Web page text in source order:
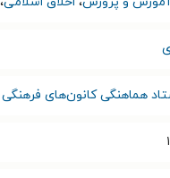
هماهنگی کانون‌های